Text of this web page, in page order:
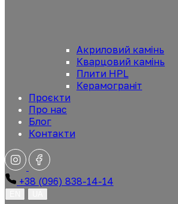
Акриловий камінь
Кварцовий камінь
Плити HPL
Керамограніт
Проєкти
Про нас
Блог
Контакти
+38 (096) 838-14-14